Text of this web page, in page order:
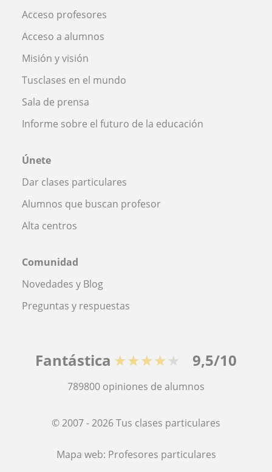
Acceso profesores
Acceso a alumnos
Misión y visión
Tusclases en el mundo
Sala de prensa
Informe sobre el futuro de la educación
Únete
Dar clases particulares
Alumnos que buscan profesor
Alta centros
Comunidad
Novedades y Blog
Preguntas y respuestas
Fantástica ★★★★★ 9,5/10
789800 opiniones de alumnos
© 2007 - 2026 Tus clases particulares
Mapa web: Profesores particulares